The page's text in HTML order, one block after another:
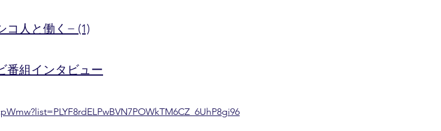
コ人と働く− (1)
番組インタビュー